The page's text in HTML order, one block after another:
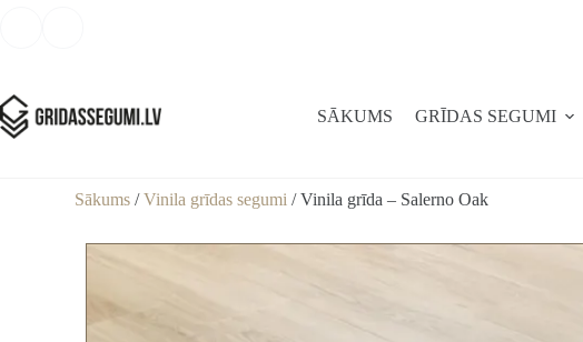
SĀKUMS GRĪDAS SEGUMI
Sākums /Vinila grīdas segumi / Vinila grīda – Salerno Oak